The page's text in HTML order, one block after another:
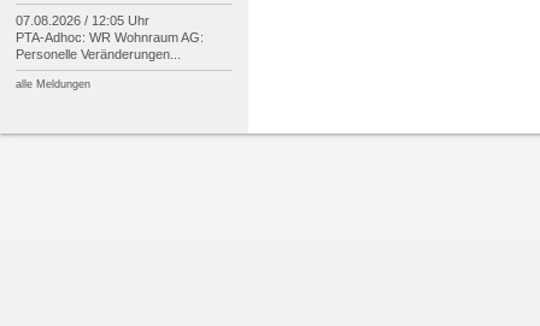
07.08.2026 / 12:05 Uhr
PTA-Adhoc: WR Wohnraum AG:
Personelle Veränderungen...
alle Meldungen